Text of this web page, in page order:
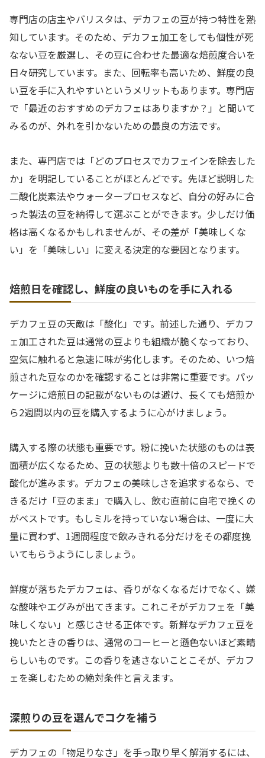
専門店の店主やバリスタは、デカフェの豆が持つ特性を熟
知しています。そのため、デカフェ加工をしても個性が死
なない豆を厳選し、その豆に合わせた最適な焙煎度合いを
日々研究しています。また、回転率も高いため、鮮度の良
い豆を手に入れやすいというメリットもあります。専門店
で「最近のおすすめのデカフェはありますか？」と聞いて
みるのが、外れを引かないための最良の方法です。
また、専門店では「どのプロセスでカフェインを除去した
か」を明記していることがほとんどです。先ほど説明した
二酸化炭素法やウォータープロセスなど、自分の好みに合
った製法の豆を納得して選ぶことができます。少しだけ価
格は高くなるかもしれませんが、その差が「美味しくな
い」を「美味しい」に変える決定的な要因となります。
焙煎日を確認し、鮮度の良いものを手に入れる
デカフェ豆の天敵は「酸化」です。前述した通り、デカフ
ェ加工された豆は通常の豆よりも組織が脆くなっており、
空気に触れると急速に味が劣化します。そのため、いつ焙
煎された豆なのかを確認することは非常に重要です。パッ
ケージに焙煎日の記載がないものは避け、長くても焙煎か
ら2週間以内の豆を購入するように心がけましょう。
購入する際の状態も重要です。粉に挽いた状態のものは表
面積が広くなるため、豆の状態よりも数十倍のスピードで
酸化が進みます。デカフェの美味しさを追求するなら、で
きるだけ「豆のまま」で購入し、飲む直前に自宅で挽くの
がベストです。もしミルを持っていない場合は、一度に大
量に買わず、1週間程度で飲みきれる分だけをその都度挽
いてもらうようにしましょう。
鮮度が落ちたデカフェは、香りがなくなるだけでなく、嫌
な酸味やエグみが出てきます。これこそがデカフェを「美
味しくない」と感じさせる正体です。新鮮なデカフェ豆を
挽いたときの香りは、通常のコーヒーと遜色ないほど素晴
らしいものです。この香りを逃さないことこそが、デカフ
ェを楽しむための絶対条件と言えます。
深煎りの豆を選んでコクを補う
デカフェの「物足りなさ」を手っ取り早く解消するには、